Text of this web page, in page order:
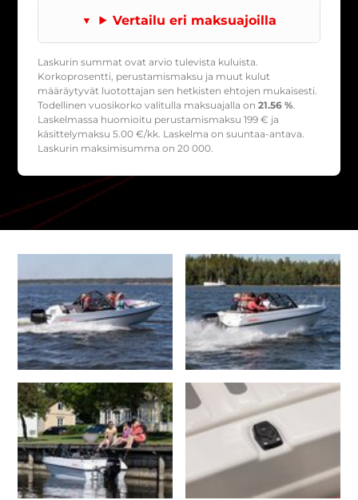
Vertailu eri maksuajoilla
Laskurin summat ovat arvio tulevista kuluista.
Korkoprosentti, perustamismaksu ja muut kulut
määräytyvät luotottajan sen hetkisten ehtojen mukaisesti.
Todellinen vuosikorko valitulla maksuajalla on21.56 %.
Laskelmassa huomioitu perustamismaksu199 € ja
käsittelymaksu5.00 €/kk. Laskelma on suuntaa-antava.
Laskurin maksimisumma on 20 000.